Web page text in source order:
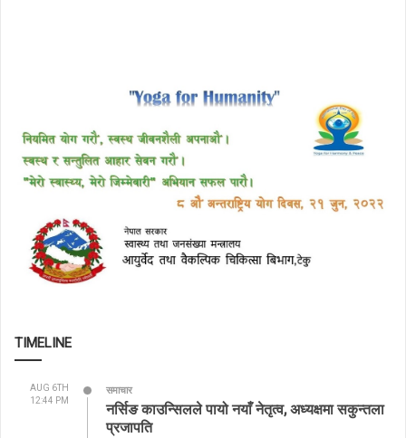
TIMELINE
AUG 6TH
12:44 PM
समाचार
नर्सिङ काउन्सिलले पायो नयाँ नेतृत्व, अध्यक्षमा सकुन्तला
प्रजापति